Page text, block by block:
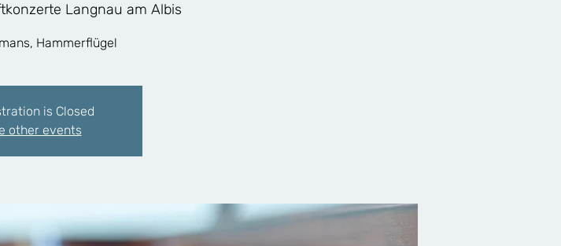
Langnau am Albis
Hammerflügel
is Closed
other events